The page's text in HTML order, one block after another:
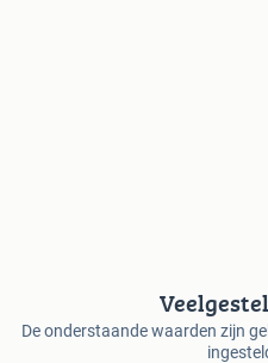
De onderstaande waarden zijn